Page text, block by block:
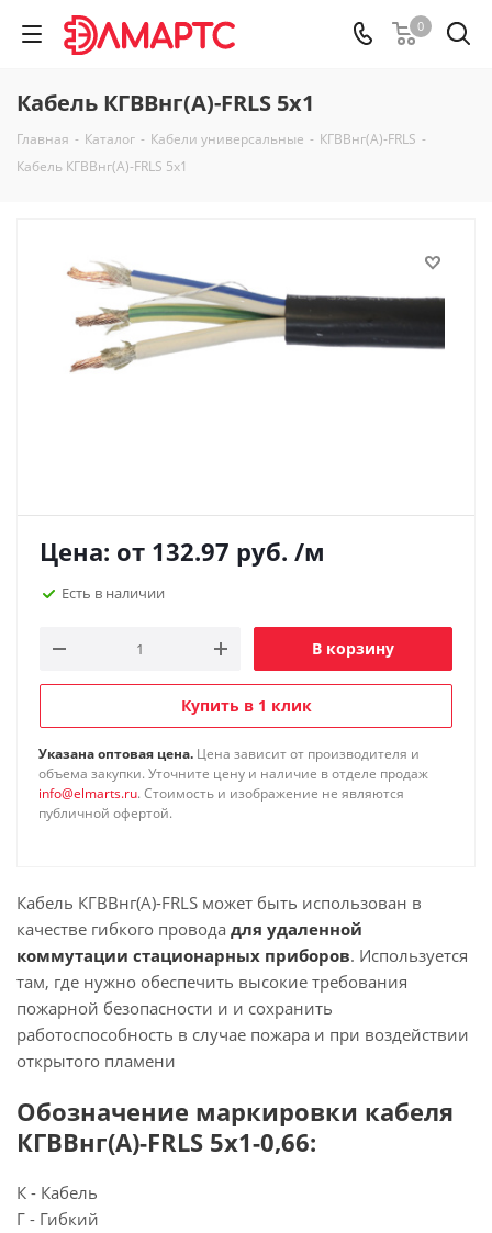
0
Кабель КГВВнг(А)-FRLS 5х1
Главная - Каталог - Кабели универсальные - КГВВнг(А)-FRLS -
Кабель КГВВнг(А)-FRLS 5х1
Цена: от 132.97 руб. /м
Есть в наличии
В корзину
Купить в 1 клик
Указана оптовая цена. Цена зависит от производителя и
объема закупки. Уточните цену и наличие в отделе продаж
info@elmarts.ru. Стоимость и изображение не являются
публичной офертой.
Кабель КГВВнг(А)-FRLS может быть использован в
качестве гибкого провода для удаленной
коммутации стационарных приборов. Используется
там, где нужно обеспечить высокие требования
пожарной безопасности и и сохранить
работоспособность в случае пожара и при воздействии
открытого пламени
Обозначение маркировки кабеля
КГВВнг(А)-FRLS 5х1-0,66:
К - Кабель
Г - Гибкий